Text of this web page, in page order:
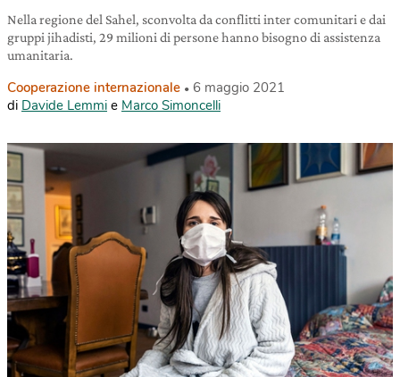
Nella regione del Sahel, sconvolta da conflitti inter comunitari e dai
gruppi jihadisti, 29 milioni di persone hanno bisogno di assistenza
umanitaria.
Cooperazione internazionale
6 maggio 2021
di Davide Lemmi e Marco Simoncelli